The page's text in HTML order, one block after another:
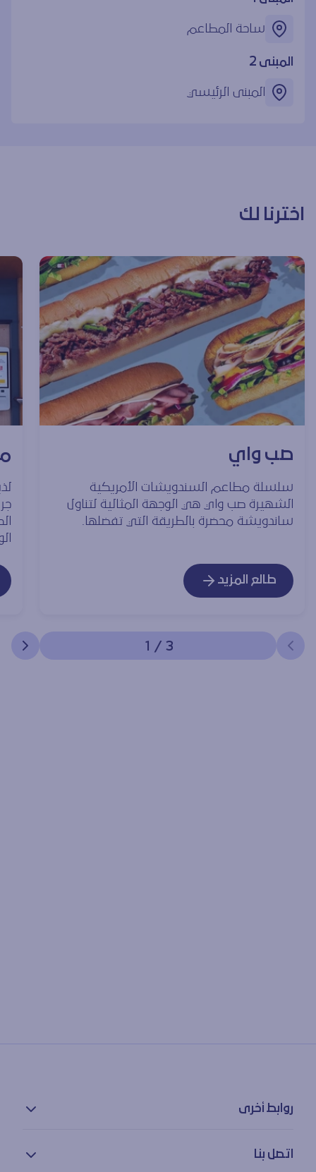
ساحة المطاعم
المبنى 2
المبنى الرئيسي
اخترنا لك
صب واي
سلسلة مطاعم السندويشات الأمريكية
الشهيرة صب واي هي الوجهة المثالية لتناول
ساندويشة محضرة بالطريقة التي تفضلها.
طالع المزيد
1 / 3
روابط أخرى
بيان إمكانية الوصول
اتصل بنا